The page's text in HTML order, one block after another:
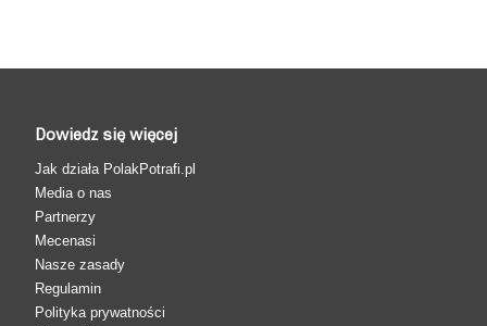
Dowiedz się więcej
Jak działa PolakPotrafi.pl
Media o nas
Partnerzy
Mecenasi
Nasze zasady
Regulamin
Polityka prywatności